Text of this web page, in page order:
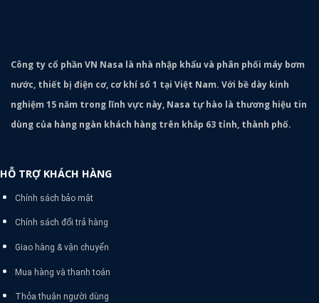
Công ty cổ phần VN Nasa là nhà nhập khẩu và phân phối máy bơm
nước, thiết bị điện cơ, cơ khí số 1 tại Việt Nam. Với bề dày kinh
nghiệm 15 năm trong lĩnh vực này, Nasa tự hào là thương hiệu tin
dùng của hàng ngàn khách hàng trên khắp 63 tỉnh, thành phố.
HỖ TRỢ KHÁCH HÀNG
Chính sách bảo mật
Chính sách đổi trả hàng
Giao hàng & vận chuyển
Mua hàng và thanh toán
Thỏa thuận người dùng